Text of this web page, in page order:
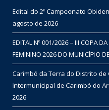
Edital do 2º Campeonato
agosto de 2026
EDITAL Nº 001/2026 – III COPA
FEMININO 2026 DO MUNICÍPIO
Carimbó da Terra do Distrito de
Intermunicipal de Carimbó do
2026